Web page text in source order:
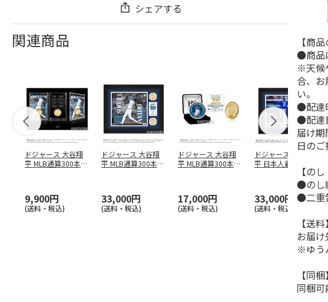
シェアする
関連商品
ドジャース 大谷翔
平 MLB通算300本塁
9,900円
(送料・税込)
ドジャース 大谷翔
平 MLB通算300本塁
33,000円
(送料・税込)
ドジャース 大谷翔
平 MLB通算300本塁
17,000円
(送料・税込)
ドジャース 大谷翔
平 日本人最多53試
合連続出塁記念 ダ
33,000円
(送料・税込)
【商
●商品
※天候
合、
い。
●配達
●配達
届け
日のご
【の
●のし
●二重
【送料】
お届け
※ゆう
【同梱】
同梱